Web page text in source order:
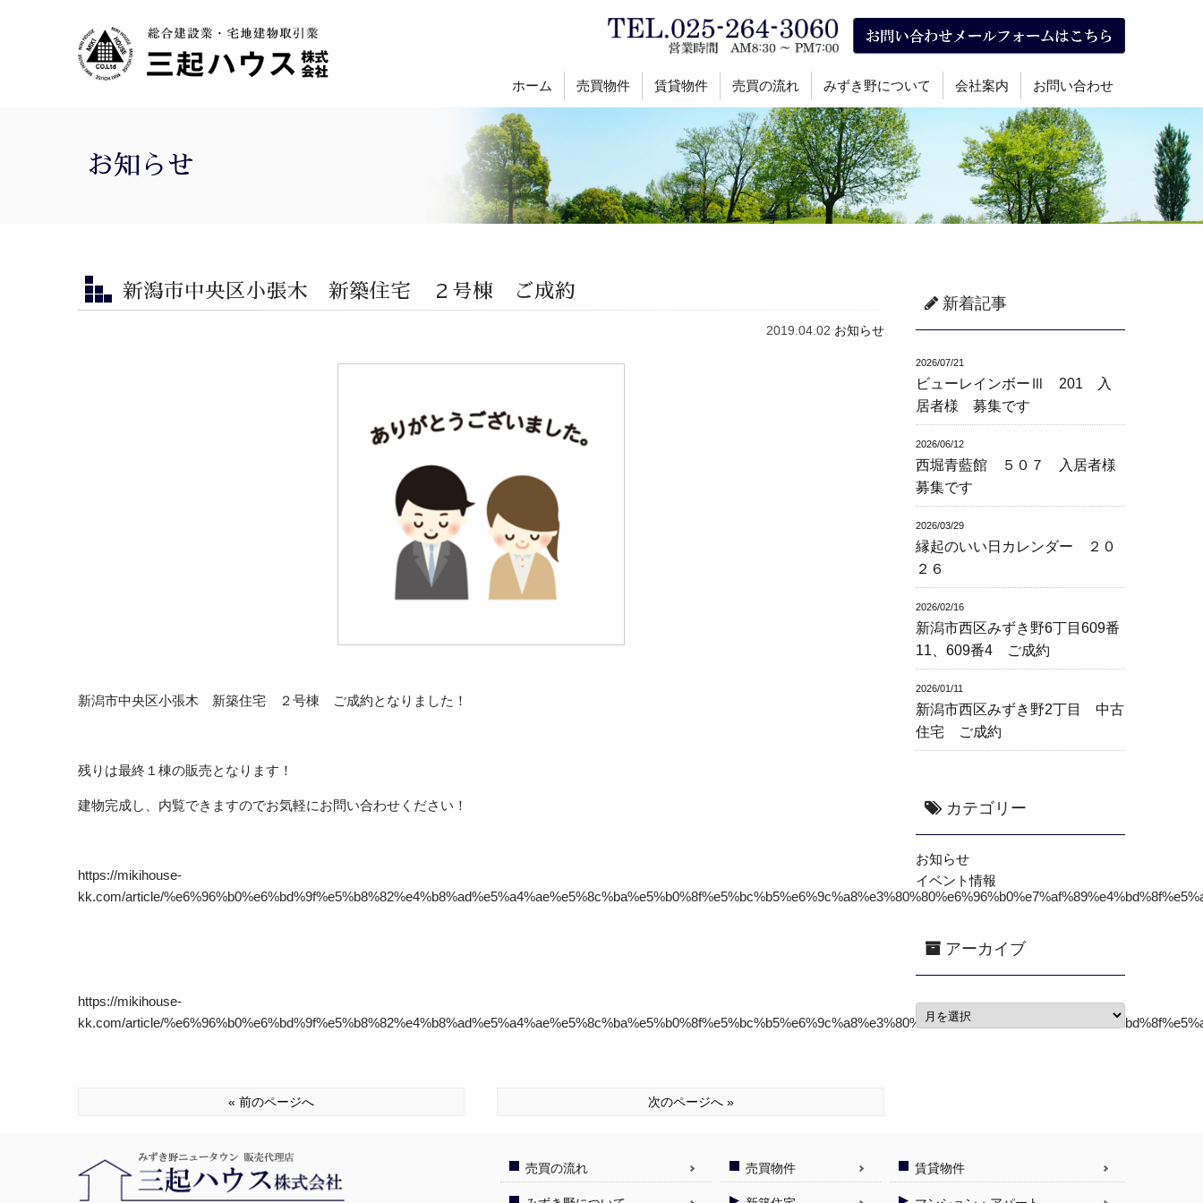
ホーム 売買物件 賃貸物件 売買の流れ みずき野について 会社案内 お問い合わせ
お知らせ
新潟市中央区小張木 新築住宅 ２号棟 ご成約
2019.04.02 お知らせ
新潟市中央区小張木 新築住宅 ２号棟 ご成約となりました！
残りは最終１棟の販売となります！
建物完成し、内覧できますのでお気軽にお問い合わせください！
https://mikihouse-
kk.com/article/
https://mikihouse-
kk.com/article/
« 前のページへ 次のページへ »
新着記事
2026/07/21
ビューレインボーⅢ 201 入
居者様 募集です
2026/06/12
西堀青藍館 ５０７ 入居者様
募集です
2026/03/29
縁起のいい日カレンダー ２０
２６
2026/02/16
新潟市西区みずき野6丁目609番
11、609番4 ご成約
2026/01/11
新潟市西区みずき野2丁目 中古
住宅 ご成約
カテゴリー
お知らせ
イベント情報
アーカイブ
売買の流れ 売買物件 賃貸物件